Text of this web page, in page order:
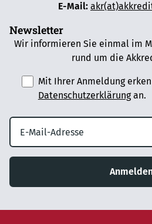
E-Mail:
Newsletter
Wir informieren Sie einmal im
rund um die
Mit Ihrer Anmeldung
Datenschutzerklärungan.